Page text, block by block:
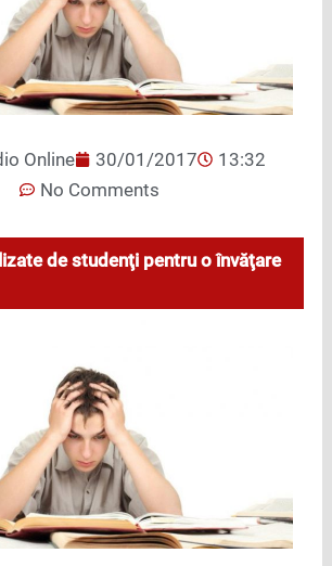
Online 30/01/2017
13:32
No Comments
de studenţi pentru o învăţare